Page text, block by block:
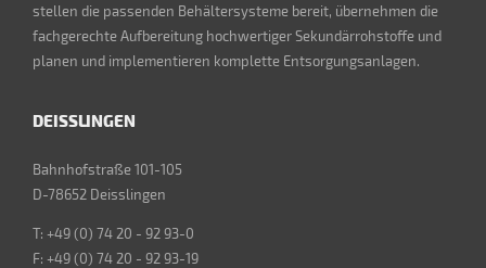
stellen die passenden Behältersysteme bereit, übernehmen die
fachgerechte Aufbereitung hochwertiger Sekundärrohstoffe und
planen und implementieren komplette Entsorgungsanlagen.
DEISSLINGEN
Bahnhofstraße 101-105
D-78652 Deisslingen
T: +49 (0) 74 20 - 92 93-0
F: +49 (0) 74 20 - 92 93-19